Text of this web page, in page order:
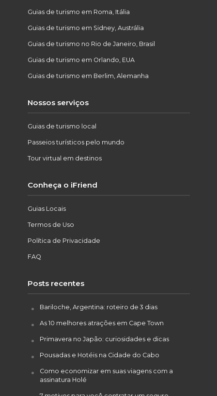
Guias de turismo em Roma, Itália
Guias de turismo em Sidney, Austrália
Guias de turismo no Rio de Janeiro, Brasil
Guias de turismo em Orlando, EUA
Guias de turismo em Berlim, Alemanha
Nossos serviços
Guias de turismo local
Passeios turísticos pelo mundo
Tour virtual em destinos
Conheça o iFriend
Guias Locais
Termos de Uso
Política de Privacidade
FAQ
Posts recentes
Bariloche, Argentina: roteiro de 3 dias
As 10 melhores atrações em Cape Town
Primavera no Japão: curiosidades e dicas
Pousadas e Hotéis na Cidade do Cabo
Como economizar em suas viagens com a
assinatura Holé